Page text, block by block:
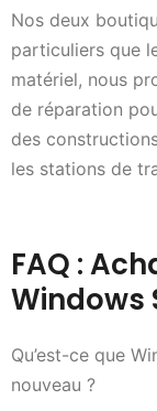
Nos deux
particuliers que
matériel, nous
de réparation
des
les stations de
FAQ :
Windows
Qu’est-ce que
nouveau ?